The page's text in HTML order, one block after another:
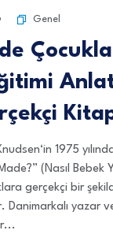
Genel
1975
(Nasıl Bebek
gerçekçi bir
Danimarkalı yazar